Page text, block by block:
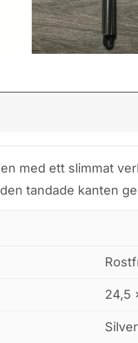
med ett slimmat
tandade kanten
24,5
Silver